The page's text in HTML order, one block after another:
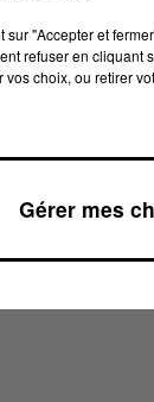
"Accepter et
refuser en
vos choix, ou retirer
Gérer mes